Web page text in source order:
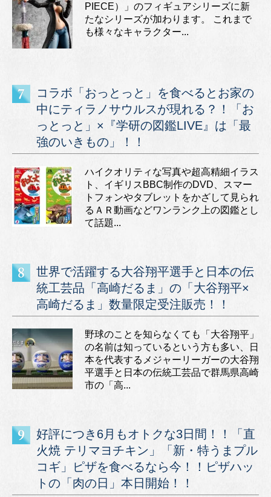
PIECE）」のフィギュアシリーズに新
たなシリーズが加わります。 これまで
も様々なキャラクター...
コラボ「おっとっと」を食べるとお家の
中にティラノサウルスが現れる？！「お
っとっと」×『学研の図鑑LIVE』は「最
強のいきもの」！！
ハイクオリティな写真や超高精細イラス
ト、イギリスBBC制作のDVD、スマー
トフォンやタブレットをかざして見られ
るＡＲ動画などワンランク上の図鑑とし
て話題...
世界で活躍する大谷翔平選手と日本の伝
統工芸品「高崎だるま」の「大谷翔平×
高崎だるま」数量限定受注販売！！
野球のことを知らなくても「大谷翔平」
の名前は知っているという方も多い、日
本を代表するメジャーリーガーの大谷翔
平選手と日本の伝統工芸品で群馬県高崎
市の「高...
好評につき6月もオトクな3日間！！「直
火焼 テリマヨチキン」「新・特うまプル
コギ」ピザを食べるなら今！！ピザハッ
トの「肉の日」本日開始！！